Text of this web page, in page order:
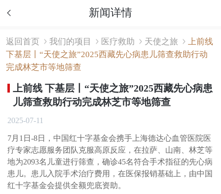
新闻详情
返回首页 我们的项目 医疗救助 天使之旅
上前线
下基层丨“天使之旅”2025西藏先心病患儿筛查救助行动
完成林芝市等地筛查
上前线 下基层丨“天使之旅”2025西藏先心病患
儿筛查救助行动完成林芝市等地筛查
2025-07-11
7月1日-8日，中国红十字基金会携手上海德达心血管医院医
疗专家志愿服务团队克服高原反应，在拉萨、山南、林芝等
地为2093名儿童进行筛查，确诊45名符合手术指征的先心病
患儿。患儿入院手术治疗费用，在医保报销基础上，由中国
红十字基金会提供全额兜底资助。